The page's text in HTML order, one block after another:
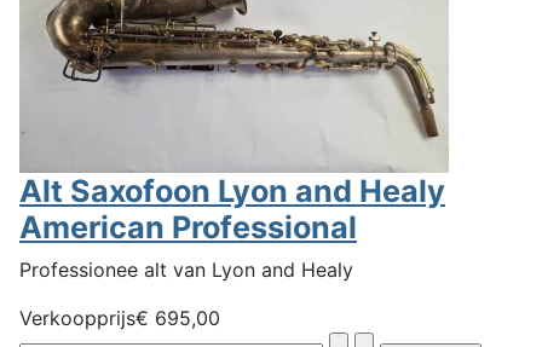
Alt Saxofoon Lyon and Healy
American Professional
Professionee alt van Lyon and Healy
Verkoopprijs€ 695,00